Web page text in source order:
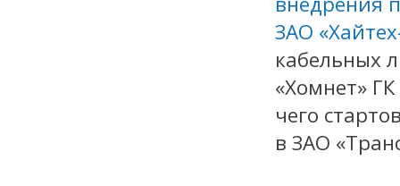
ЗАО
кабельных
«Хомнет»
чего
в ЗАО